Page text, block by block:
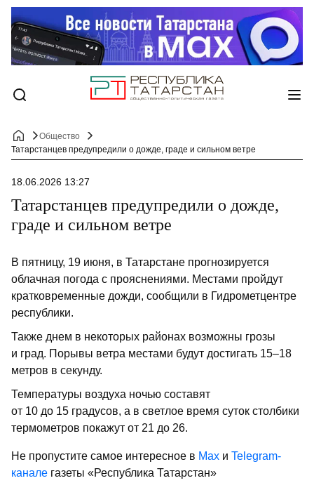
Общество
Татарстанцев предупредили о дожде, граде и сильном ветре
18.06.2026 13:27
Татарстанцев предупредили о дожде,
граде и сильном ветре
В пятницу, 19 июня, в Татарстане прогнозируется
облачная погода с прояснениями. Местами пройдут
кратковременные дожди, сообщили в Гидрометцентре
республики.
Также днем в некоторых районах возможны грозы
и град. Порывы ветра местами будут достигать 15–18
метров в секунду.
Температуры воздуха ночью составят
от 10 до 15 градусов, а в светлое время суток столбики
термометров покажут от 21 до 26.
Не пропустите самое интересное в Max и Telegram-
канале газеты «Республика Татарстан»